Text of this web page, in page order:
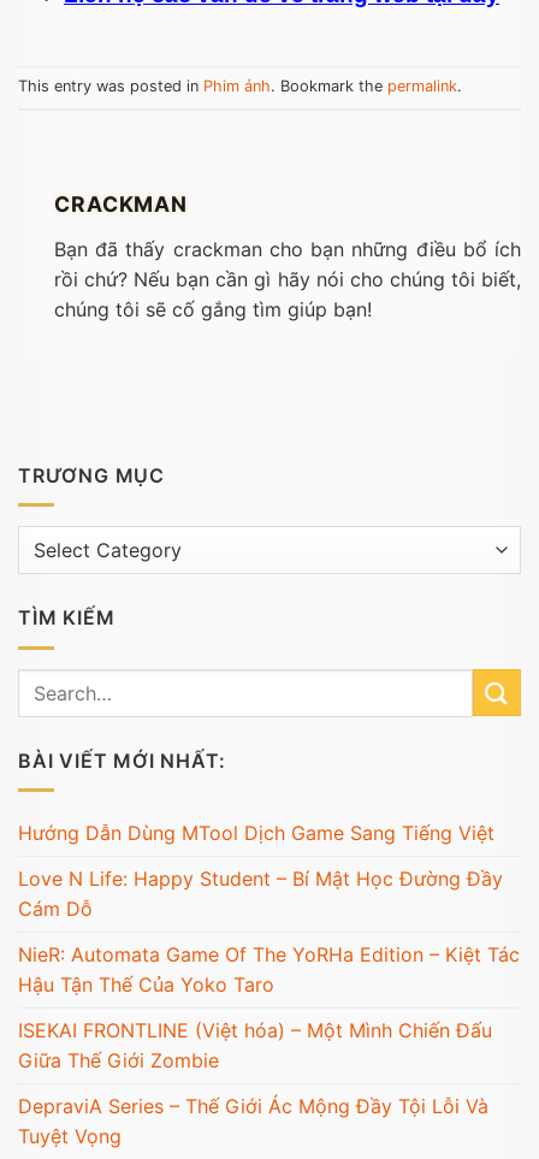
This entry was posted in Phim ảnh. Bookmark the permalink.
CRACKMAN
Bạn đã thấy crackman cho bạn những điều bổ ích
rồi chứ? Nếu bạn cần gì hãy nói cho chúng tôi biết,
chúng tôi sẽ cố gắng tìm giúp bạn!
TRƯƠNG MỤC
Trương
TÌM KIẾM
BÀI VIẾT MỚI NHẤT:
Hướng Dẫn Dùng MTool Dịch Game Sang Tiếng Việt
Love N Life: Happy Student – Bí Mật Học Đường Đầy
Cám Dỗ
NieR: Automata Game Of The YoRHa Edition – Kiệt Tác
Hậu Tận Thế Của Yoko Taro
ISEKAI FRONTLINE (Việt hóa) – Một Mình Chiến Đấu
Giữa Thế Giới Zombie
DepraviA Series – Thế Giới Ác Mộng Đầy Tội Lỗi Và
Tuyệt Vọng